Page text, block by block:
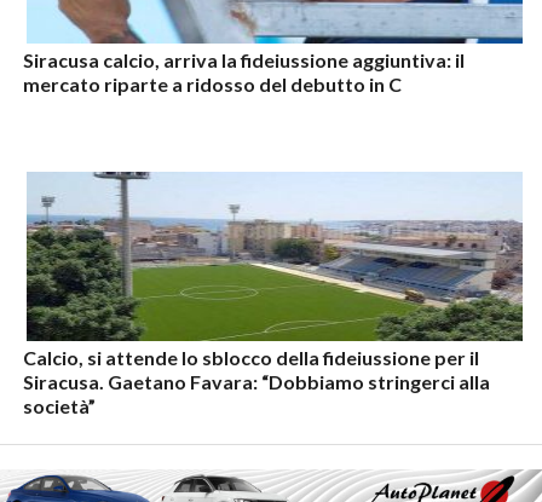
Siracusa calcio, arriva la fideiussione aggiuntiva: il
mercato riparte a ridosso del debutto in C
Calcio, si attende lo sblocco della fideiussione per il
Siracusa. Gaetano Favara: “Dobbiamo stringerci alla
società”